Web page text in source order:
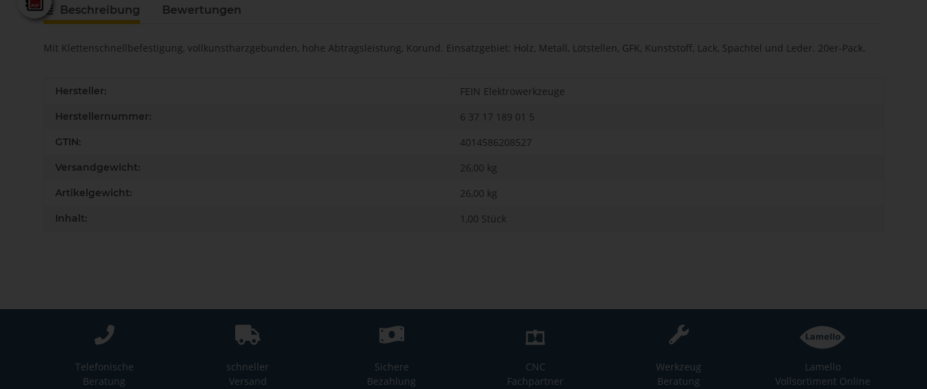
Beschreibung Bewertungen
Mit Klettenschnellbefestigung, vollkunstharzgebunden, hohe Abtragsleistung, Korund. Einsatzgebiet: Holz, Metall, Lötstellen, GFK, Kunststoff, Lack, Spachtel und Leder. 20er-Pack.
Produkteigenschaft
Wert
Hersteller: FEIN Elektrowerkzeuge
Herstellernummer: 6 37 17 189 01 5
GTIN: 4014586208527
Versandgewicht: 26,00 kg
Artikelgewicht: 26,00 kg
Inhalt: 1,00 Stück
Telefonische
Beratung
schneller
Versand
Sichere
Bezahlung
CNC
Fachpartner
Werkzeug
Beratung
Lamello
Vollsortiment Online